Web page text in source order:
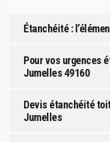
Étanchéité :
Pour vos urgences
Jumelles 49160
Devis étanchéité
Jumelles